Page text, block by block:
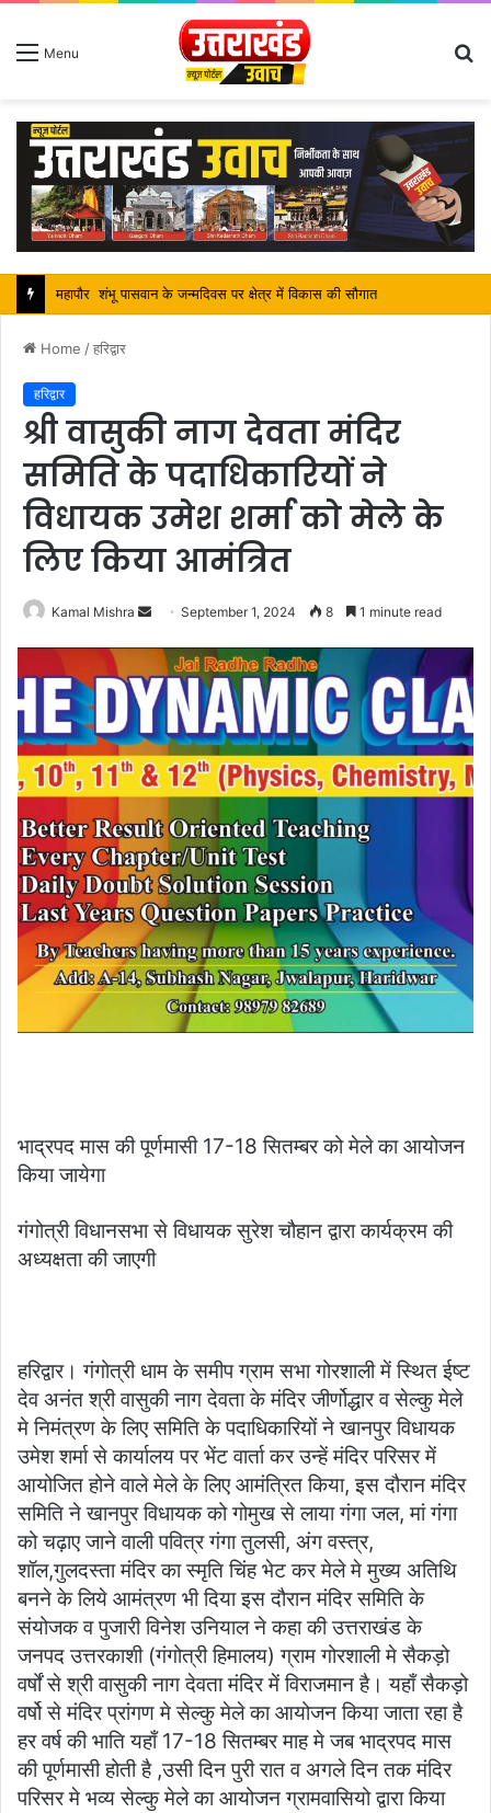
Menu
Home /हरिद्वार
हरिद्वार
श्री वासुकी नाग देवता मंदिर
समिति के पदाधिकारियों ने
विधायक उमेश शर्मा को मेले के
लिए किया आमंत्रित
Kamal Mishra
Send
email
September 1, 2024 8 1 minute read
भाद्रपद मास की पूर्णमासी 17-18 सितम्बर को मेले का आयोजन
किया जायेगा
गंगोत्री विधानसभा से विधायक सुरेश चौहान द्वारा कार्यक्रम की
अध्यक्षता की जाएगी
हरिद्वार। गंगोत्री धाम के समीप ग्राम सभा गोरशाली में स्थित ईष्ट
देव अनंत श्री वासुकी नाग देवता के मंदिर जीर्णोद्धार व सेल्कु मेले
मे निमंत्रण के लिए समिति के पदाधिकारियों ने खानपुर विधायक
उमेश शर्मा से कार्यालय पर भेंट वार्ता कर उन्हें मंदिर परिसर में
आयोजित होने वाले मेले के लिए आमंत्रित किया, इस दौरान मंदिर
समिति ने खानपुर विधायक को गोमुख से लाया गंगा जल, मां गंगा
को चढ़ाए जाने वाली पवित्र गंगा तुलसी, अंग वस्त्र,
शॉल,गुलदस्ता मंदिर का स्मृति चिंह भेट कर मेले मे मुख्य अतिथि
बनने के लिये आमंत्रण भी दिया इस दौरान मंदिर समिति के
संयोजक व पुजारी विनेश उनियाल ने कहा की उत्तराखंड के
जनपद उत्तरकाशी (गंगोत्री हिमालय) ग्राम गोरशाली मे सैकड़ो
वर्षों से श्री वासुकी नाग देवता मंदिर में विराजमान है। यहाँ सैकड़ो
वर्षो से मंदिर प्रांगण मे सेल्कु मेले का आयोजन किया जाता रहा है
हर वर्ष की भाति यहाँ 17-18 सितम्बर माह मे जब भाद्रपद मास
की पूर्णमासी होती है ,उसी दिन पुरी रात व अगले दिन तक मंदिर
परिसर मे भव्य सेल्कु मेले का आयोजन ग्रामवासियो द्वारा किया